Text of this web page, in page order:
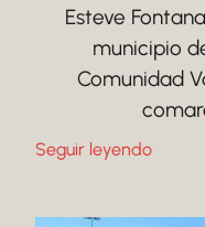
Esteve
municipio
Comunidad
Seguir leyendo